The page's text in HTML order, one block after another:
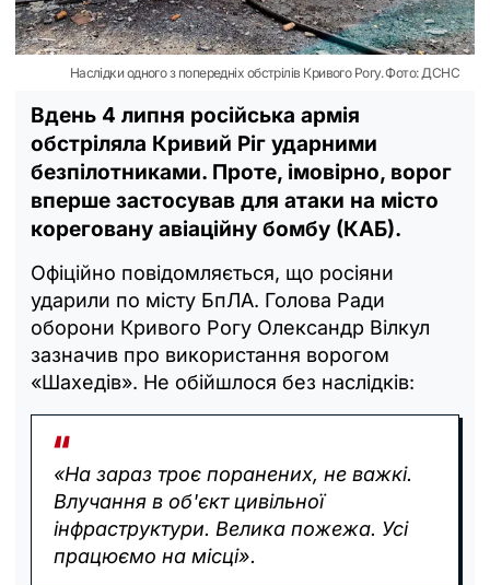
Наслідки одного з попередніх обстрілів Кривого Рогу. Фото: ДСНС
Вдень 4 липня російська армія
обстріляла Кривий Ріг ударними
безпілотниками. Проте, імовірно, ворог
вперше застосував для атаки на місто
кореговану авіаційну бомбу (КАБ).
Офіційно повідомляється, що росіяни
ударили по місту БпЛА. Голова Ради
оборони Кривого Рогу Олександр Вілкул
зазначив про використання ворогом
«Шахедів». Не обійшлося без наслідків:
«На зараз троє поранених, не важкі.
Влучання в об'єкт цивільної
інфраструктури. Велика пожежа. Усі
працюємо на місці».